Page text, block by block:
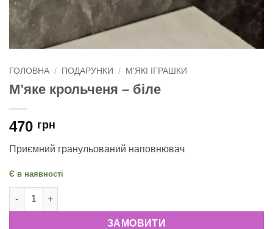
ГОЛОВНА / ПОДАРУНКИ / М'ЯКІ ІГРАШКИ
М’яке крольченя – біле
470 грн
Приємний гранульований наповнювач
Є в наявності
М’яке крольченя - біле кількість
ЗАМОВИТИ